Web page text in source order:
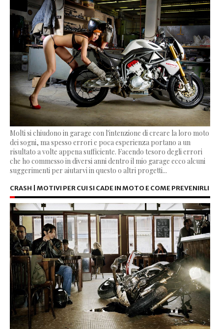
Molti si chiudono in garage con l'intenzione di creare la loro moto
dei sogni, ma spesso errori e poca esperienza portano a un
risultato a volte appena sufficiente. Facendo tesoro degli errori
che ho commesso in diversi anni dentro il mio garage ecco alcuni
suggerimenti per aiutarvi in questo o altri progetti...
CRASH | MOTIVI PER CUI SI CADE IN MOTO E COME PREVENIRLI